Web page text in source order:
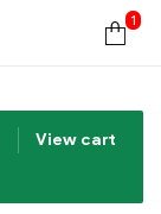
1
View cart